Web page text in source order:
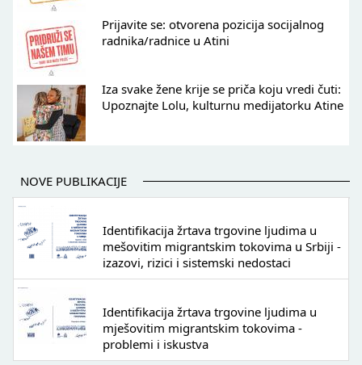
Prijavite se: otvorena pozicija socijalnog
radnika/radnice u Atini
Iza svake žene krije se priča koju vredi čuti:
Upoznajte Lolu, kulturnu medijatorku Atine
NOVE PUBLIKACIJE
Identifikacija žrtava trgovine ljudima u
mešovitim migrantskim tokovima u Srbiji -
izazovi, rizici i sistemski nedostaci
Identifikacija žrtava trgovine ljudima u
mješovitim migrantskim tokovima -
problemi i iskustva